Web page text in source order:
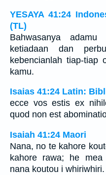
YESAYA 41:24
(TL)
Bahwasanya
ketiadaan dan
kebencianlah tiap-tiap
kamu.
Isaias 41:24 Latin:
ecce vos estis ex
quod non est
Isaiah 41:24 Maori
Nana, no te kahore
kahore rawa; he mea
nana koutou i whiriwhiri.